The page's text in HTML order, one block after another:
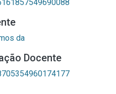
da
Docente